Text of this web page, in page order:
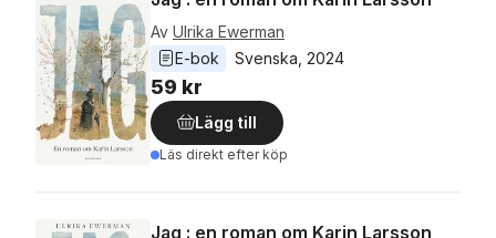
Av Ulrika Ewerman
E-bok
Svenska 2024
59 kr
Lägg till
Läs direkt efter köp
Jag : en roman om Karin Larsson